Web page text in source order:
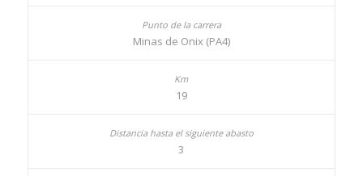
Minas de Onix (PA4)
19
3